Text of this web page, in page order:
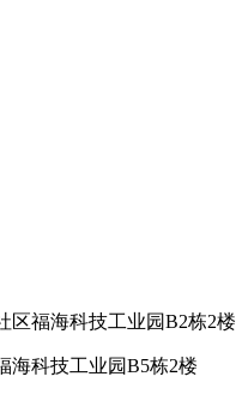
区福海科技工业园B2栋2楼
海科技工业园B5栋2楼